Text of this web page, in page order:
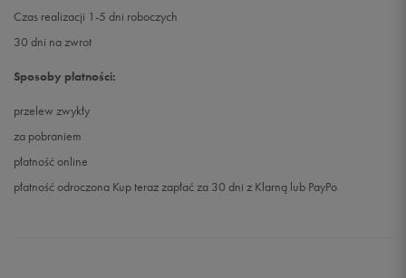
Czas realizacji 1-5 dni roboczych
30 dni na zwrot
Sposoby płatności:
przelew zwykły
za pobraniem
płatność online
płatność odroczona Kup teraz zapłać za 30 dni z Klarną lub PayPo